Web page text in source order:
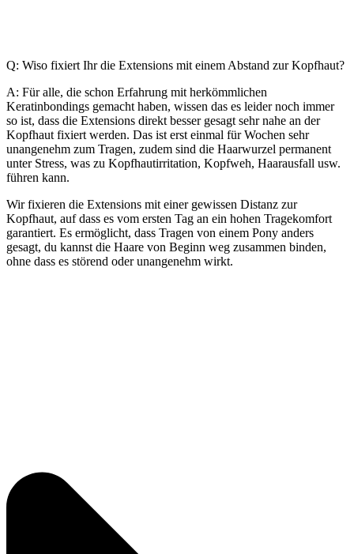
Q: Wiso fixiert Ihr die Extensions mit einem Abstand zur Kopfhaut?
A: Für alle, die schon Erfahrung mit herkömmlichen
Keratinbondings gemacht haben, wissen das es leider noch immer
so ist, dass die Extensions direkt besser gesagt sehr nahe an der
Kopfhaut fixiert werden. Das ist erst einmal für Wochen sehr
unangenehm zum Tragen, zudem sind die Haarwurzel permanent
unter Stress, was zu Kopfhautirritation, Kopfweh, Haarausfall usw.
führen kann.
Wir fixieren die Extensions mit einer gewissen Distanz zur
Kopfhaut, auf dass es vom ersten Tag an ein hohen Tragekomfort
garantiert. Es ermöglicht, dass Tragen von einem Pony anders
gesagt, du kannst die Haare von Beginn weg zusammen binden,
ohne dass es störend oder unangenehm wirkt.